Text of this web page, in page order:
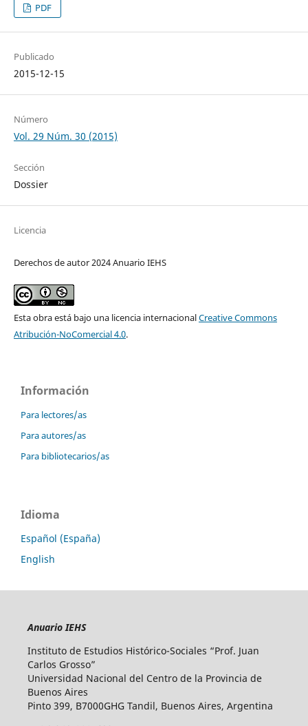
PDF
Publicado
2015-12-15
Número
Vol. 29 Núm. 30 (2015)
Sección
Dossier
Licencia
Derechos de autor 2024 Anuario IEHS
Esta obra está bajo una licencia internacionalCreative Commons
Atribución-NoComercial 4.0.
Información
Para lectores/as
Para autores/as
Para bibliotecarios/as
Idioma
Español (España)
English
Anuario IEHS
Instituto de Estudios Histórico-Sociales “Prof. Juan
Carlos Grosso”
Universidad Nacional del Centro de la Provincia de
Buenos Aires
Pinto 399, B7000GHG Tandil, Buenos Aires, Argentina